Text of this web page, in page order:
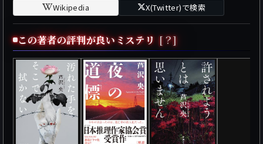
Wikipedia X(Twitter)で検索
この著者の評判が良いミステリ [？]